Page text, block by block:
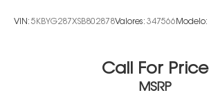
VIN: 5KBYG287XSB802878Valores: 347566 Modelo:
Call For Price
MSRP